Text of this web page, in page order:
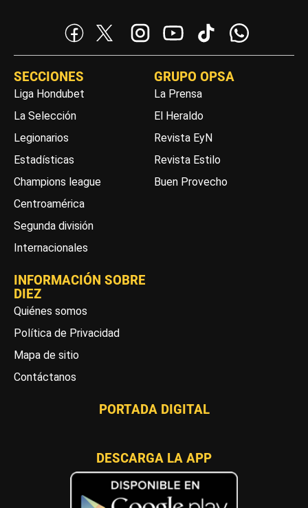
SECCIONES
Liga Hondubet
La Selección
Legionarios
Estadísticas
Champions league
Centroamérica
Segunda división
Internacionales
GRUPO OPSA
La Prensa
El Heraldo
Revista EyN
Revista Estilo
Buen Provecho
INFORMACIÓN SOBRE
DIEZ
Quiénes somos
Política de Privacidad
Mapa de sitio
Contáctanos
PORTADA DIGITAL
DESCARGA LA APP